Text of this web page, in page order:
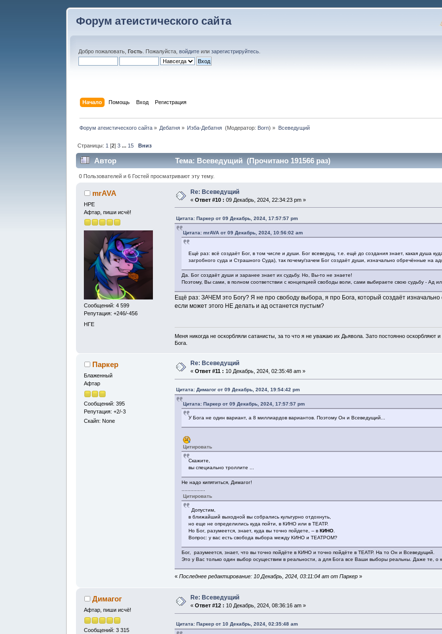
Форум атеистического сайта
Добро пожаловать,Гость . Пожалуйста,войдите илизарегистрируйтесь
Начало Помощь Вход Регистрация
Форум атеистического сайта» Дебатня» Изба-Дебатня (Модератор: Born) » Всеведущий
Страницы: 1 [2] 3 ... 15 Вниз
Автор Тема: Всеведущий (Прочитано 191566 раз)
0 Пользователей и 6 Гостей просматривают эту тему.
mrAVA
НРЕ
Афтар, пиши исчё!
Сообщений: 4 599
Репутация: +246/-456
НГЕ
Re: Всеведущий
«Ответ #10 : 09 Декабрь, 2024, 22:34:23 pm »
Цитата: Паркер от 09 Декабрь, 2024, 17:57:57 pm
Цитата: mrAVA от 09 Декабрь, 2024, 10:56:02 am
Ещё раз: всё создаёт Бог, в том числе и души. Бог всеведущ, т.е. ещё до создания знает, какая душа
загробного суда и Страшного Суда), так почему/зачем Бог создаёт души, изначально обречённые на
Да. Бог создаёт души и заранее знает их судьбу. Но, Вы-то не знаете!
Поэтому, Вы сами, в полном соответствии с концепцией свободы воли, сами выбираете свою судьбу - Ад
Ещё раз: ЗАЧЕМ это Богу? Я не про свободу выбора, я про Бога, который создаёт
если может этого НЕ делать и ад останется пустым?
Меня никогда не оскорбляли сатанисты, за то что я не уважаю их Дьявола. Зато постоянно оскорбляют
Бога.
Паркер
Блаженный
Афтар
Сообщений: 395
Репутация: +2/-3
Скайп: None
Re: Всеведущий
«Ответ #11 : 10 Декабрь, 2024, 02:35:48 am »
Цитата: Димагог от 09 Декабрь, 2024, 19:54:42 pm
Цитата: Паркер от 09 Декабрь, 2024, 17:57:57 pm
У Бога не один вариант, а 8 миллиардов вариантов. Поэтому Он и Всеведущий...
Цитировать
Скажите,
вы специально троллите ...
Не надо кипятиться, Димагог!
Цитировать
Допустим,
в ближайший выходной вы собрались культурно отдохнуть,
но еще не определились куда пойти, в КИНО или в ТЕАТР.
Но Бог, разумеется, знает, куда вы точно пойдете, -- вКИНО
Вопрос: у вас есть свобода выбора между КИНО и ТЕАТРОМ?
Бог, разумеется, знает, что вы точно пойдёте в КИНО и точно пойдёте в ТЕАТР. На то Он и Всеведущий.
Это у Вас только один выбор осуществим в реальности, а для Бога все Ваши выборы реальны. Даже те, о
«Последнее редактирование: 10 Декабрь, 2024, 03:11:04 am от Паркер »
Димагог
Афтар, пиши исчё!
Сообщений: 3 315
Re: Всеведущий
«Ответ #12 : 10 Декабрь, 2024, 08:36:16 am »
Цитата: Паркер от 10 Декабрь, 2024, 02:35:48 am